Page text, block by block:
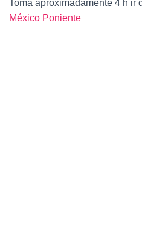
Toma aproximadamente 4 h ir
México Poniente